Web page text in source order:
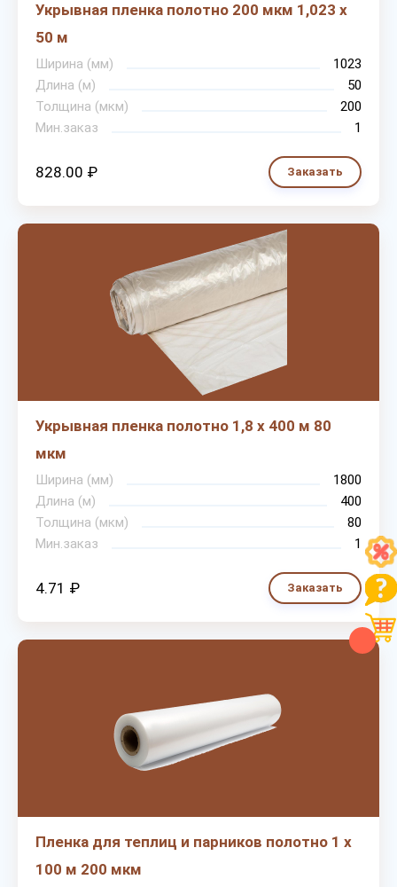
Укрывная пленка полотно 200 мкм 1,023 х
50 м
Ширина (мм)
1023
Длина (м)
50
Толщина (мкм)
200
Мин.заказ
1
828.00 ₽ Заказать
Укрывная пленка полотно 1,8 х 400 м 80
мкм
Ширина (мм)
1800
Длина (м)
400
Толщина (мкм)
80
Мин.заказ
1
4.71 ₽ Заказать
Пленка для теплиц и парников полотно 1 х
100 м 200 мкм